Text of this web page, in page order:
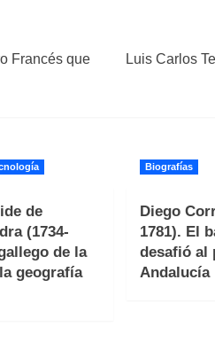
Francés que
Luis Carlos
de
(1734-
de la
geografía
Biografías
Diego
1781). El
desafió al
Andalucía